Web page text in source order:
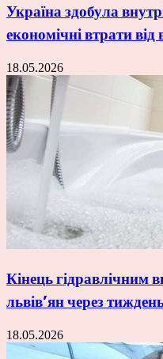
Україна здобула
економічні втрати
18.05.2026
Кінець гідравлічним
львів’ян через
18.05.2026